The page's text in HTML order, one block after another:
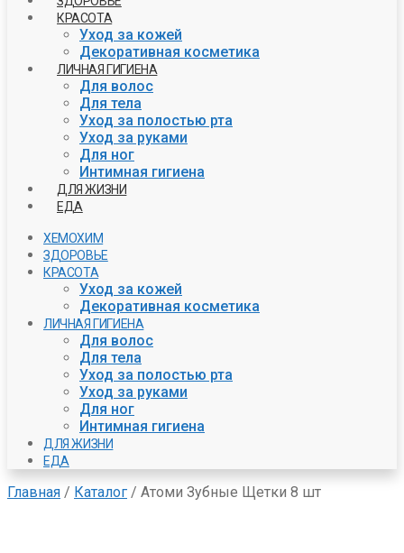
КРАСОТА
Уход за кожей
Декоративная косметика
ЛИЧНАЯ ГИГИЕНА
Для волос
Для тела
Уход за полостью рта
Уход за руками
Для ног
Интимная гигиена
ДЛЯ ЖИЗНИ
ЕДА
ХЕМОХИМ
ЗДОРОВЬЕ
КРАСОТА
Уход за кожей
Декоративная косметика
ЛИЧНАЯ ГИГИЕНА
Для волос
Для тела
Уход за полостью рта
Уход за руками
Для ног
Интимная гигиена
ДЛЯ ЖИЗНИ
ЕДА
Главная / Каталог / Атоми Зубные Щетки 8 шт